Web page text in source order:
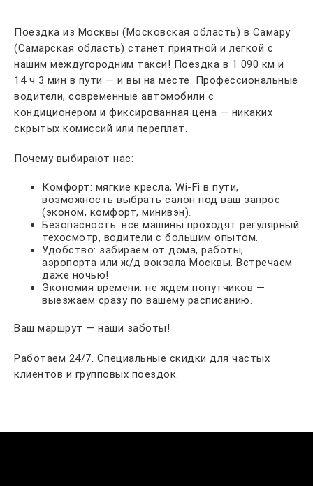
Поездка из Москвы (Московская область) в Самару
(Самарская область) станет приятной и легкой с
нашим междугородним такси! Поездка в 1 090 км и
14 ч 3 мин в пути — и вы на месте. Профессиональные
водители, современные автомобили с
кондиционером и фиксированная цена — никаких
скрытых комиссий или переплат.
Почему выбирают нас:
Комфорт: мягкие кресла, Wi-Fi в пути,
возможность выбрать салон под ваш запрос
(эконом, комфорт, минивэн).
Безопасность: все машины проходят регулярный
техосмотр, водители с большим опытом.
Удобство: забираем от дома, работы,
аэропорта или ж/д вокзала Москвы. Встречаем
даже ночью!
Экономия времени: не ждем попутчиков —
выезжаем сразу по вашему расписанию.
Ваш маршрут — наши заботы!
Работаем 24/7. Специальные скидки для частых
клиентов и групповых поездок.